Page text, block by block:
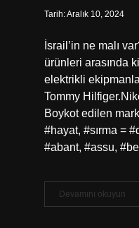
Tarih: Aralık 10, 2024
İsrail’in ne malı
ürünleri arasında
elektrikli
Tommy
Boykot edilen
#hayat, #sırma =
#abant, #assu,
Devamını okuyun